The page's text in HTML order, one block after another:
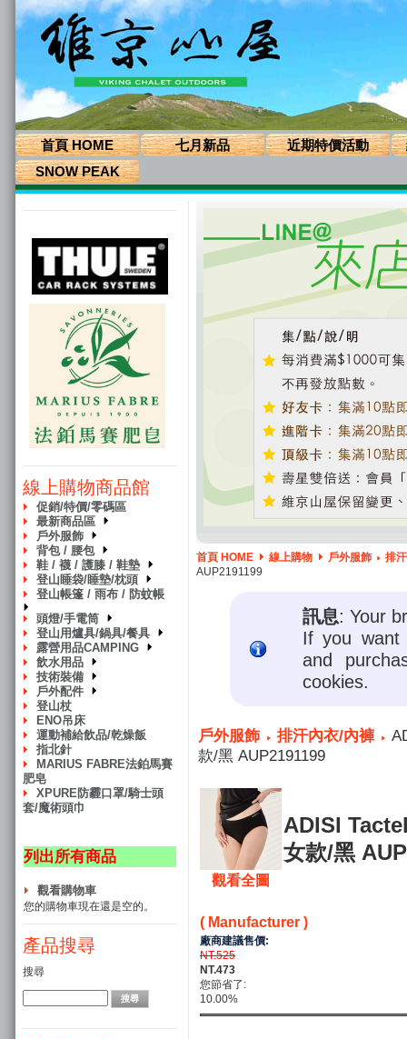
首頁 HOME 七月新品 近期特價活動
SNOW PEAK
線上購物商品館
促銷/特價/零碼區
最新商品區
戶外服飾
背包 / 腰包
鞋 / 襪 / 護膝 / 鞋墊
登山睡袋/睡墊/枕頭
登山帳篷 / 雨布 / 防蚊帳
頭燈/手電筒
登山用爐具/鍋具/餐具
露營用品CAMPING
飲水用品
技術裝備
戶外配件
登山杖
ENO吊床
運動補給飲品/乾燥飯
指北針
MARIUS FABRE法鉑馬賽
肥皂
XPURE防霾口罩/騎士頭
套/魔術頭巾
列出所有商品
觀看購物車
您的購物車現在還是空的。
產品搜尋
搜尋
首頁 HOME 線上購物 戶外服飾
排
AUP2191199
訊息: Your
If you want
and
cookies.
戶外服飾 排汗內衣/內褲
款/黑 AUP2191199
觀看全圖
ADISI
女款/黑
( Manufacturer )
廠商建議售價:
NT.525
NT.473
您節省了:
10.00%